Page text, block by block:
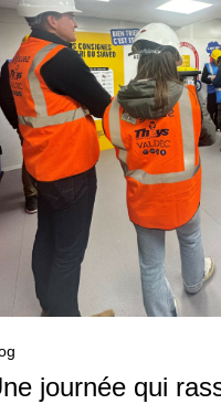
journée qui